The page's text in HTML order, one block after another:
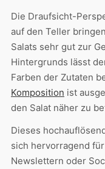
Die Draufsicht-
auf den Teller
Salats sehr gut zur
Hintergrunds lässt
Farben der Zutaten
Komposition ist
den Salat näher zu
Dieses
sich hervorragend
Newslettern oder